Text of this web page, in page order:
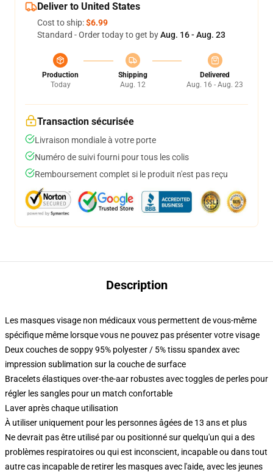
Deliver to United States
Cost to ship:$6.99
Standard - Order today to get byAug. 16 - Aug. 23
Production
Today
Shipping
Aug. 12
Delivered
Aug. 16 - Aug. 23
Transaction sécurisée
Livraison mondiale à votre porte
Numéro de suivi fourni pour tous les colis
Remboursement complet si le produit n'est pas reçu
Description
Les masques visage non médicaux vous permettent de vous-même
spécifique même lorsque vous ne pouvez pas présenter votre visage
Deux couches de soppy 95% polyester / 5% tissu spandex avec
impression sublimation sur la couche de surface
Bracelets élastiques over-the-aar robustes avec toggles de perles pour
régler les sangles pour un match confortable
Laver après chaque utilisation
À utiliser uniquement pour les personnes âgées de 13 ans et plus
Ne devrait pas être utilisé par ou positionné sur quelqu'un qui a des
problèmes respiratoires ou qui est inconscient, incapable ou dans tout
autre cas incapable de retirer les masques avec l'aide, avec les jeunes